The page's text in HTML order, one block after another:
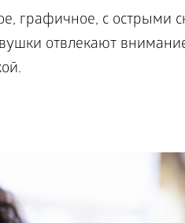
графичное, с острыми
отвлекают